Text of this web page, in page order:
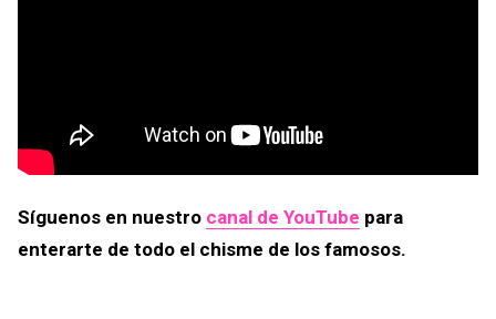
Síguenos en nuestro canal de YouTube para
enterarte de todo el chisme de los famosos.